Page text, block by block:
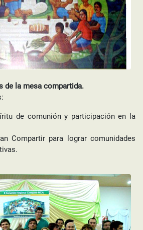
de la mesa compartida.
de comunión y participación en la
Compartir para lograr comunidades